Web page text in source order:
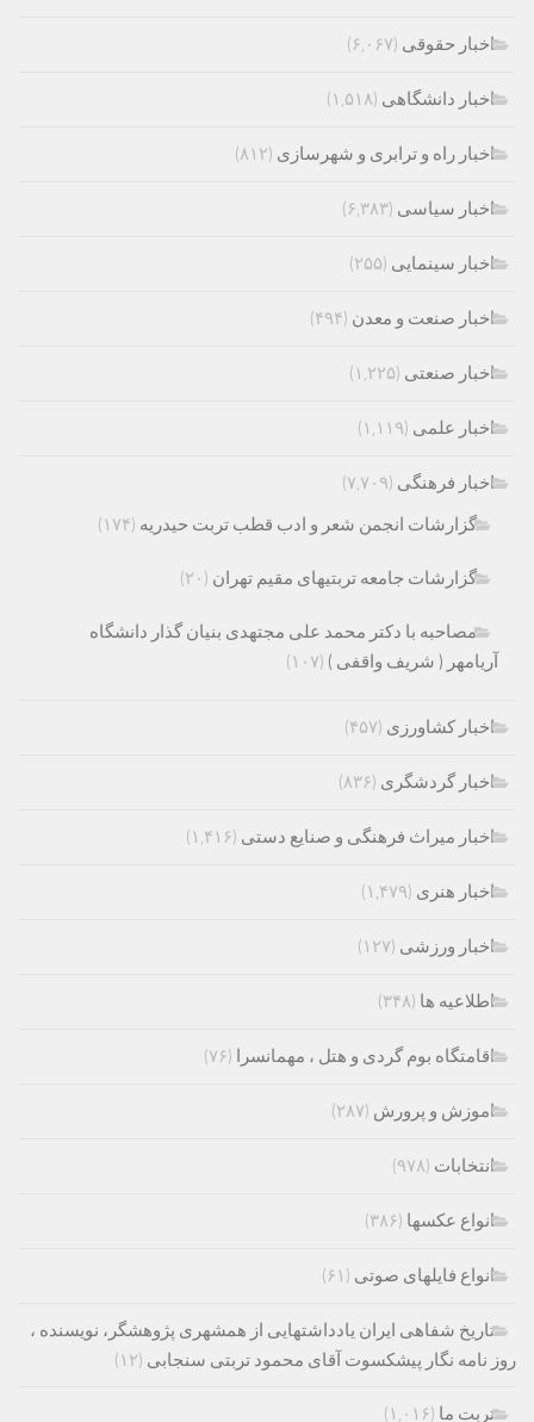
اخبار حقوقی (۶,۰۶۷)
اخبار دانشگاهی (۱,۵۱۸)
اخبار راه و ترابری و شهرسازی (۸۱۲)
اخبار سیاسی (۶,۳۸۳)
اخبار سینمایی (۲۵۵)
اخبار صنعت و معدن (۴۹۴)
اخبار صنعتی (۱,۲۲۵)
اخبار علمی (۱,۱۱۹)
اخبار فرهنگی (۷,۷۰۹)
گزارشات انجمن شعر و ادب قطب تربت حیدریه (۱۷۴)
گزارشات جامعه تربتیهای مقیم تهران (۲۰)
مصاحبه با دکتر محمد علی مجتهدی بنیان گذار دانشگاه
آریامهر ( شریف واقفی ) (۱۰۷)
اخبار کشاورزی (۴۵۷)
اخبار گردشگری (۸۳۶)
اخبار میراث فرهنگی و صنایع دستی (۱,۴۱۶)
اخبار هنری (۱,۴۷۹)
اخبار ورزشی (۱۲۷)
اطلاعیه ها (۳۴۸)
اقامتگاه بوم گردی و هتل ، مهمانسرا (۷۶)
اموزش و پرورش (۲۸۷)
انتخابات (۹۷۸)
انواع عکسها (۳۸۶)
انواع فایلهای صوتی (۶۱)
تاریخ شفاهی ایران یادداشتهایی از همشهری پژوهشگر، نویسنده ،
روز نامه نگار پیشکسوت آقای محمود تربتی سنجابی (۱۲)
تربت ما (۱,۰۱۶)